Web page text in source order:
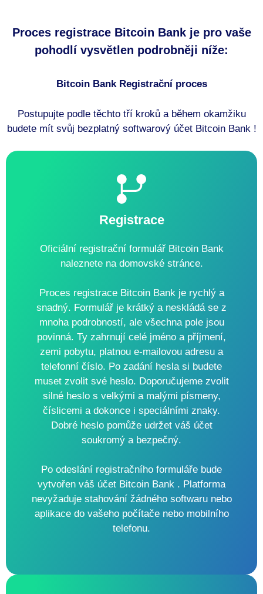
Proces registrace Bitcoin Bank je pro vaše
pohodlí vysvětlen podrobněji níže:
Bitcoin Bank Registrační proces
Postupujte podle těchto tří kroků a během okamžiku
budete mít svůj bezplatný softwarový účet Bitcoin Bank !
Registrace
Oficiální registrační formulář Bitcoin Bank
naleznete na domovské stránce.
Proces registrace Bitcoin Bank je rychlý a
snadný. Formulář je krátký a neskládá se z
mnoha podrobností, ale všechna pole jsou
povinná. Ty zahrnují celé jméno a příjmení,
zemi pobytu, platnou e-mailovou adresu a
telefonní číslo. Po zadání hesla si budete
muset zvolit své heslo. Doporučujeme zvolit
silné heslo s velkými a malými písmeny,
číslicemi a dokonce i speciálními znaky.
Dobré heslo pomůže udržet váš účet
soukromý a bezpečný.
Po odeslání registračního formuláře bude
vytvořen váš účet Bitcoin Bank . Platforma
nevyžaduje stahování žádného softwaru nebo
aplikace do vašeho počítače nebo mobilního
telefonu.